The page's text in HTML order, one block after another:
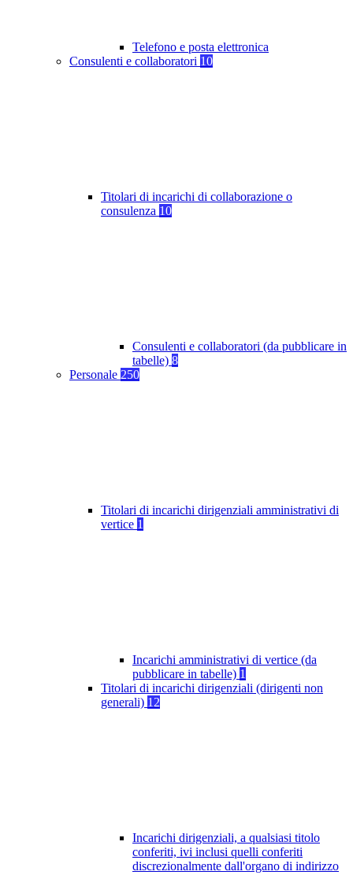
Telefono e posta elettronica
Consulenti e collaboratori 10
Titolari di incarichi di collaborazione o
consulenza 10
Consulenti e collaboratori (da pubblicare in
tabelle) 8
Personale 250
Titolari di incarichi dirigenziali amministrativi di
vertice 1
Incarichi amministrativi di vertice (da
pubblicare in tabelle) 1
Titolari di incarichi dirigenziali (dirigenti non
generali) 12
Incarichi dirigenziali, a qualsiasi titolo
conferiti, ivi inclusi quelli conferiti
discrezionalmente dall'organo di indirizzo